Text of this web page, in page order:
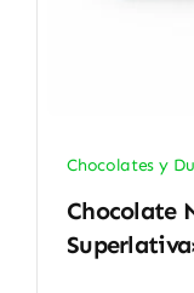
Chocolates y
Chocolate